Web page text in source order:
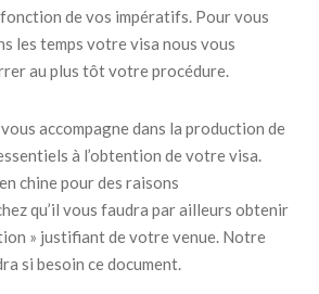
de vos impératifs. Pour vous
les temps votre visa nous vous
au plus tôt votre procédure.
accompagne dans la production de
à l’obtention de votre visa.
chine pour des raisons
qu’il vous faudra par ailleurs obtenir
» justifiant de votre venue. Notre
si besoin ce document.